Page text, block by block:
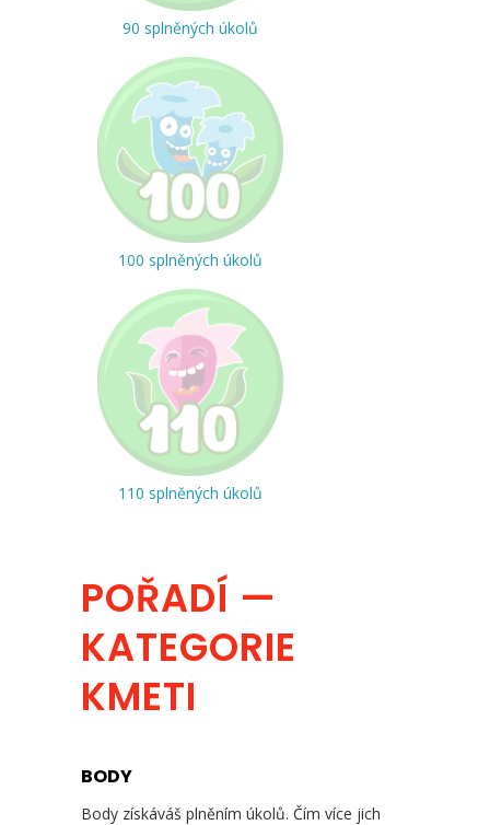
90 splněných úkolů
100 splněných úkolů
110 splněných úkolů
POŘADÍ —
KATEGORIE
KMETI
BODY
Body získáváš plněním úkolů. Čím více jich